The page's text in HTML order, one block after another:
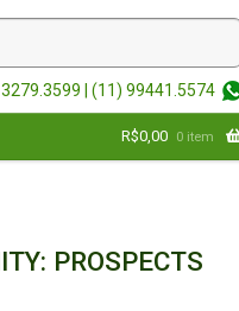
| (11) 99441.5574
R$0,00 0 item
PROSPECTS